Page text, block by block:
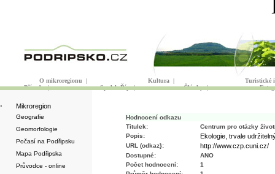
O mikroregionu | Kultura |
Turistické
Příroda| Spolek Říp| Články|
· Mikroregion
Geografie
Geomorfologie
Počasí na Podřipsku
Mapa Podřipska
Průvodce - online
Hodnocení odkazu
Titulek:
Centrum pro otázky
Popis:
Ekologie, trvale
URL (odkaz}: http://www.czp.cuni.cz/
Dostupné:
ANO
Počet hodnocení:
1